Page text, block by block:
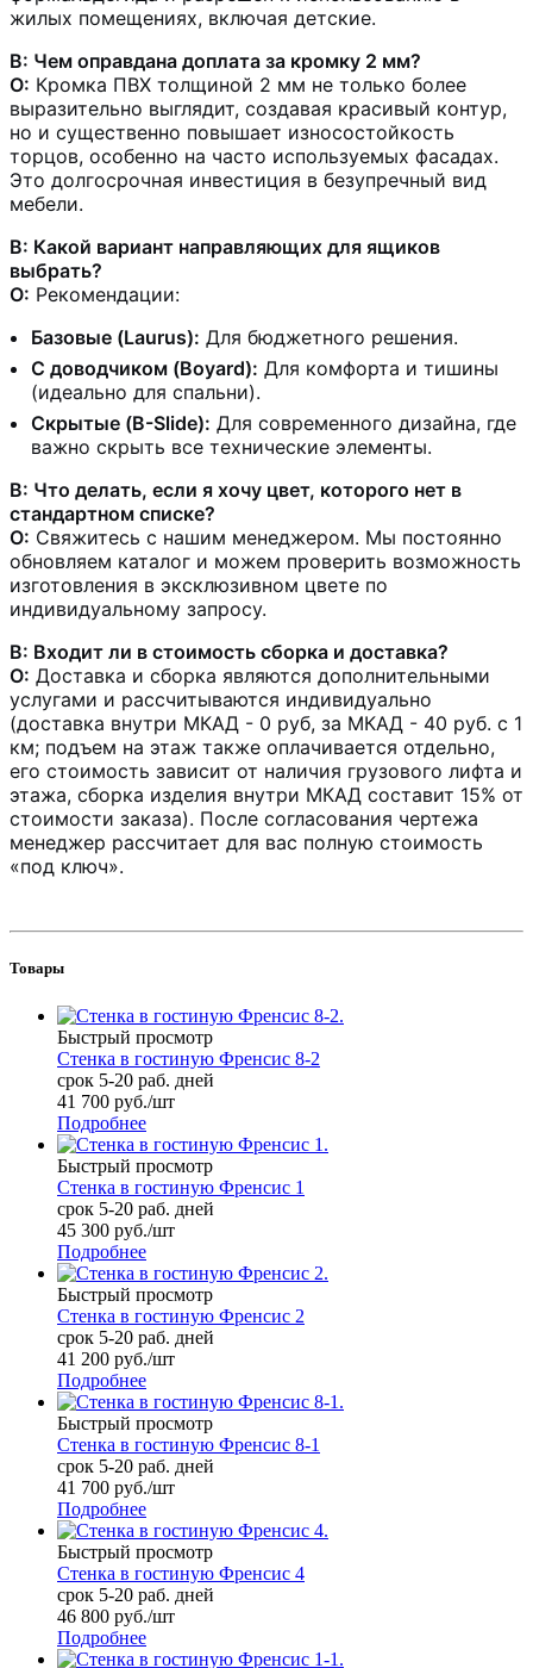
жилых помещениях, включая детские.
В: Чем оправдана доплата за кромку 2 мм?
О: Кромка ПВХ толщиной 2 мм не только более
выразительно выглядит, создавая красивый контур,
но и существенно повышает износостойкость
торцов, особенно на часто используемых фасадах.
Это долгосрочная инвестиция в безупречный вид
мебели.
В: Какой вариант направляющих для ящиков
выбрать?
О: Рекомендации:
Базовые (Laurus): Для бюджетного решения.
С доводчиком (Boyard): Для комфорта и тишины
(идеально для спальни).
Скрытые (B-Slide): Для современного дизайна, где
важно скрыть все технические элементы.
В: Что делать, если я хочу цвет, которого нет в
стандартном списке?
О: Свяжитесь с нашим менеджером. Мы постоянно
обновляем каталог и можем проверить возможность
изготовления в эксклюзивном цвете по
индивидуальному запросу.
В: Входит ли в стоимость сборка и доставка?
О: Доставка и сборка являются дополнительными
услугами и рассчитываются индивидуально
(доставка внутри МКАД - 0 руб, за МКАД - 40 руб. с 1
км; подъем на этаж также оплачивается отдельно,
его стоимость зависит от наличия грузового лифта и
этажа, сборка изделия внутри МКАД составит 15% от
стоимости заказа). После согласования чертежа
менеджер рассчитает для вас полную стоимость
«под ключ».
Товары
Быстрый просмотр
Стенка в гостиную Френсис 8-2
срок 5-20 раб. дней
41 700 руб./шт
Подробнее
Быстрый просмотр
Стенка в гостиную Френсис 1
срок 5-20 раб. дней
45 300 руб./шт
Подробнее
Быстрый просмотр
Стенка в гостиную Френсис 2
срок 5-20 раб. дней
41 200 руб./шт
Подробнее
Быстрый просмотр
Стенка в гостиную Френсис 8-1
срок 5-20 раб. дней
41 700 руб./шт
Подробнее
Быстрый просмотр
Стенка в гостиную Френсис 4
срок 5-20 раб. дней
46 800 руб./шт
Подробнее